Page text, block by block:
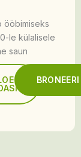
ööbimiseks
le külalisele
saun
BRONEERI